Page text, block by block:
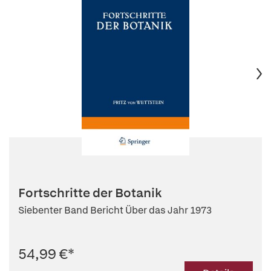
Fortschritte der Botanik
Siebenter Band Bericht Über das Jahr 1973
54,99 €*